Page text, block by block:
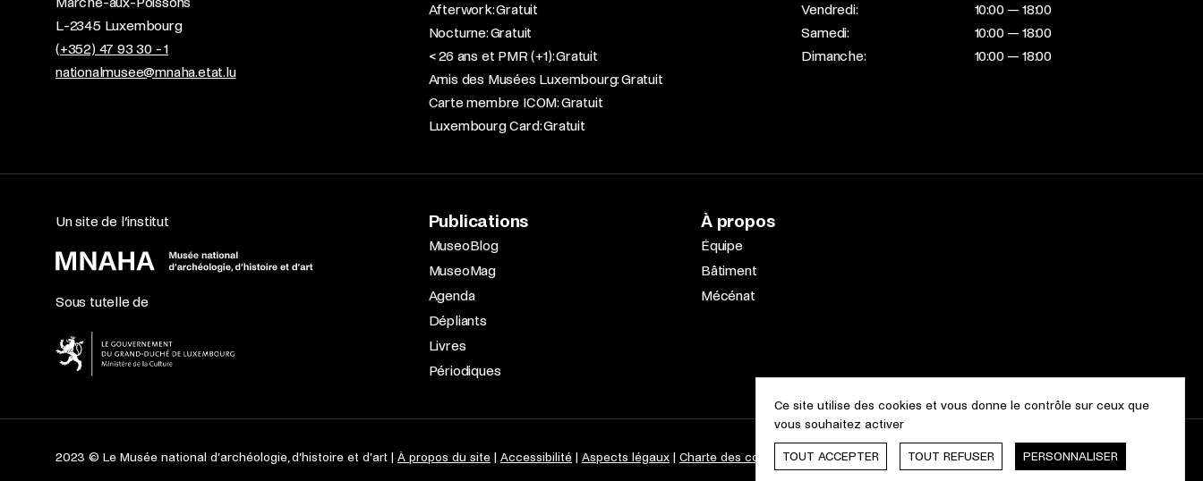
L-2345 Luxembourg
(+352) 47 93 30 - 1
nationalmusee@mnaha.etat.lu
Afterwork: Gratuit
Nocturne: Gratuit
< 26 ans et PMR (+1): Gratuit
Amis des Musées Luxembourg: Gratuit
Carte membre ICOM: Gratuit
Luxembourg Card: Gratuit
Vendredi:
10:00 — 18:00
Samedi:
10:00 — 18:00
Dimanche:
10:00 — 18:00
Un site de l’institut
Sous tutelle de
Publications
MuseoBlog
MuseoMag
Agenda
Dépliants
Livres
Périodiques
À propos
Équipe
Bâtiment
Mécénat
2023 © Le Musée national d’archéologie, d’histoire et d’art | À propos du site Accessibilité Aspects légaux Charte des cookies Webdesign & Développement bycropmark
Ce site utilise des cookies et vous donne le contrôle sur ceux que
vous souhaitez activer
TOUT ACCEPTER TOUT REFUSER PERSONNALISER